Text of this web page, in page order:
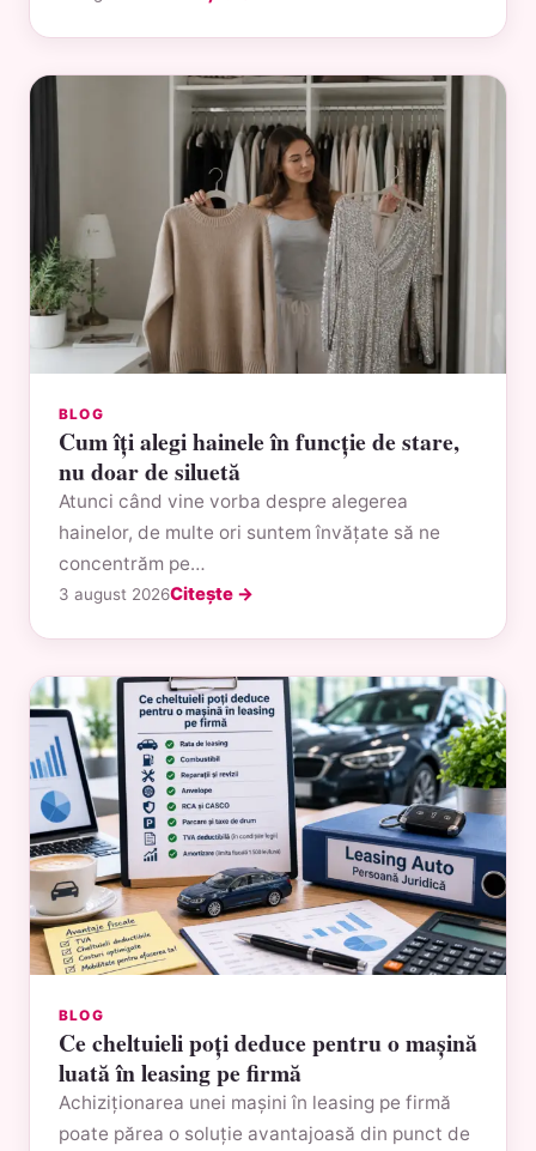
BLOG
Cum îți alegi hainele în funcție de stare,
nu doar de siluetă
Atunci când vine vorba despre alegerea
hainelor, de multe ori suntem învățate să ne
concentrăm pe…
3 august 2026Citește →
BLOG
Ce cheltuieli poți deduce pentru o mașină
luată în leasing pe firmă
Achiziționarea unei mașini în leasing pe firmă
poate părea o soluție avantajoasă din punct de